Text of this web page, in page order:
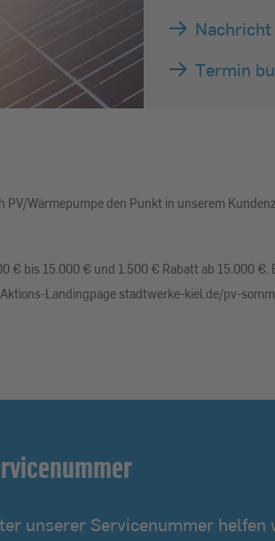
Termin
Wärmepumpe den Punkt in unserem
€ bis 15.000 € und 1.500 € Rabatt ab 15.000
Landingpage stadtwerke-kiel.de/pv-
unserer Servicenummer helfen